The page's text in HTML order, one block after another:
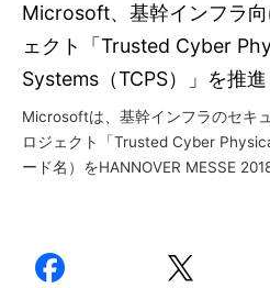
Microsoft、基幹インフラ
ェクト「Trusted Cyber
Systems（TCPS）」を推進
Microsoftは、基幹インフラのセキ
ロジェクト「Trusted Cyber
ード名）をHANNOVER MESSE